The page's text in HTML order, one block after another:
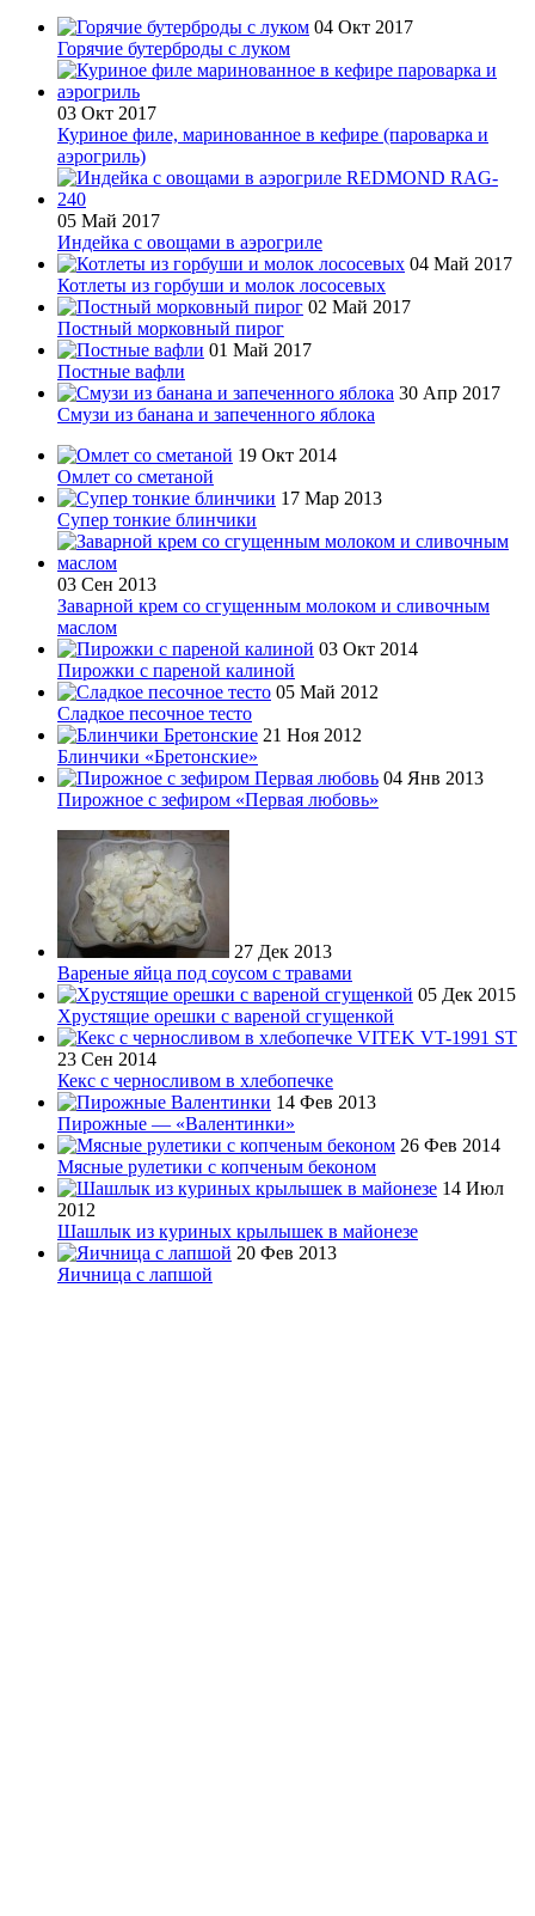
04 Окт 2017
Горячие бутерброды с луком
03 Окт 2017
Куриное филе, маринованное в кефире (пароварка и
аэрогриль)
05 Май 2017
Индейка с овощами в аэрогриле
04 Май 2017
Котлеты из горбуши и молок лососевых
02 Май 2017
Постный морковный пирог
01 Май 2017
Постные вафли
30 Апр 2017
Смузи из банана и запеченного яблока
19 Окт 2014
Омлет со сметаной
17 Мар 2013
Супер тонкие блинчики
03 Сен 2013
Заварной крем со сгущенным молоком и сливочным
маслом
03 Окт 2014
Пирожки с пареной калиной
05 Май 2012
Сладкое песочное тесто
21 Ноя 2012
Блинчики «Бретонские»
04 Янв 2013
Пирожное с зефиром «Первая любовь»
27 Дек 2013
Вареные яйца под соусом с травами
05 Дек 2015
Хрустящие орешки с вареной сгущенкой
23 Сен 2014
Кекс с черносливом в хлебопечке
14 Фев 2013
Пирожные — «Валентинки»
26 Фев 2014
Мясные рулетики с копченым беконом
14 Июл
2012
Шашлык из куриных крылышек в майонезе
20 Фев 2013
Яичница с лапшой